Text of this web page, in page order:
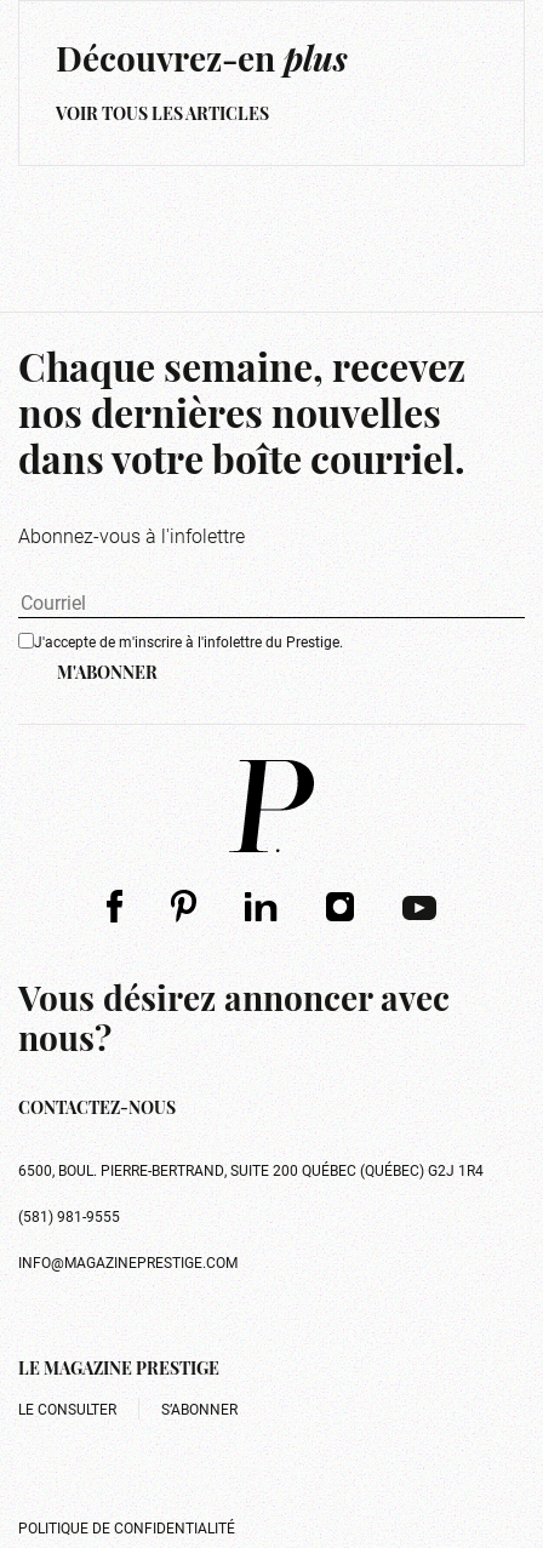
Découvrez-enplus
VOIR TOUS LES ARTICLES
Chaque semaine, recevez
nos dernières nouvelles
dans votre boîte courriel.
Abonnez-vous à l'infolettre
J'accepte de m'inscrire à l'infolettre du Prestige.
M'ABONNER
Vous désirez annoncer avec
nous?
CONTACTEZ-NOUS
6500, BOUL. PIERRE-BERTRAND, SUITE 200 QUÉBEC (QUÉBEC) G2J 1R4
(581) 981-9555
INFO@MAGAZINEPRESTIGE.COM
LE MAGAZINE PRESTIGE
LE CONSULTER S’ABONNER
POLITIQUE DE CONFIDENTIALITÉ